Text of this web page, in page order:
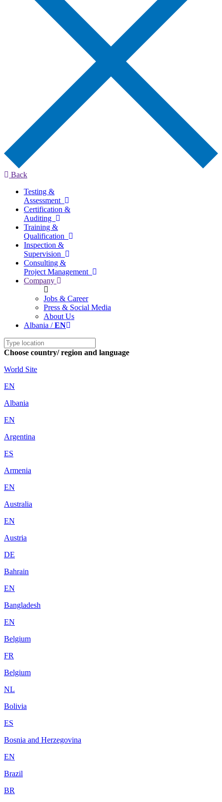
Back
Testing &
Assessment
Certification &
Auditing
Training &
Qualification
Inspection &
Supervision
Consulting &
Project Management
Company
Jobs & Career
Press & Social Media
About Us
Albania /EN
Choose country/ region and language
World Site
EN
Albania
EN
Argentina
ES
Armenia
EN
Australia
EN
Austria
DE
Bahrain
EN
Bangladesh
EN
Belgium
FR
Belgium
NL
Bolivia
ES
Bosnia and Herzegovina
EN
Brazil
BR